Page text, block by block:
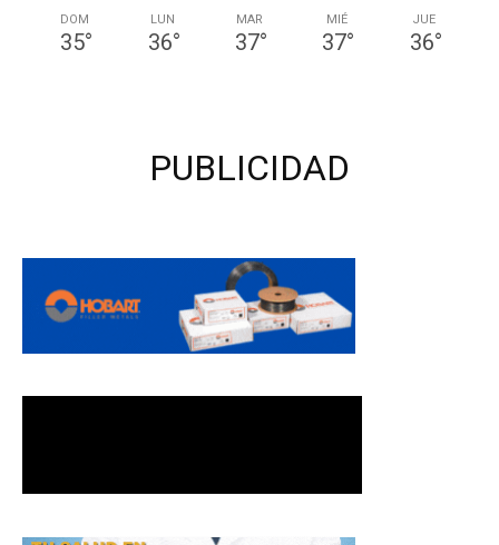
DOM
35°
LUN
36°
MAR
37°
MIÉ
37°
JUE
36°
PUBLICIDAD